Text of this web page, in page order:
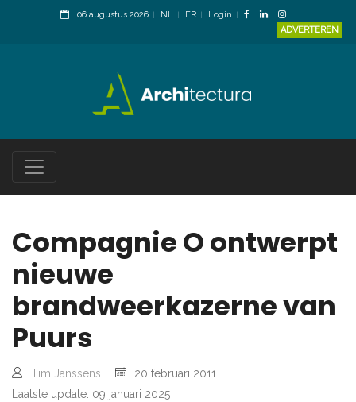
06 augustus 2026 NL FR
Login
ADVERTEREN
Compagnie O ontwerpt
nieuwe
brandweerkazerne van
Puurs
Tim Janssens
20 februari 2011
Laatste update: 09 januari 2025